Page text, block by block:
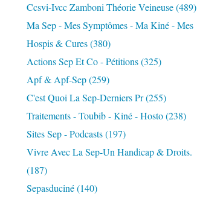
Ccsvi-Ivcc Zamboni Théorie Veineuse(489)
Ma Sep - Mes Symptômes - Ma Kiné - Mes
Hospis & Cures(380)
Actions Sep Et Co - Pétitions(325)
Apf & Apf-Sep(259)
C'est Quoi La Sep-Derniers Pr(255)
Traitements - Toubib - Kiné - Hosto(238)
Sites Sep - Podcasts(197)
Vivre Avec La Sep-Un Handicap & Droits.
(187)
Sepasduciné(140)